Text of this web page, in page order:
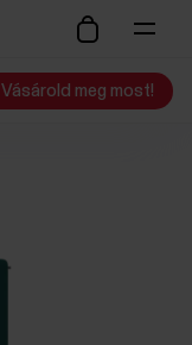
Vásárold meg most!